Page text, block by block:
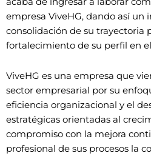
empresa ViveHG, dando así un
consolidación de su trayectoria
fortalecimiento de su perfil en
ViveHG es una empresa que
sector empresarial por su
eficiencia organizacional y el
estratégicas orientadas al
compromiso con la mejora
profesional de sus procesos la